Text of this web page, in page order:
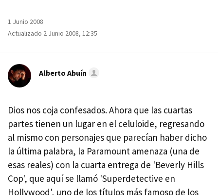
1 Junio 2008
Actualizado 2 Junio 2008, 12:35
Alberto Abuín
Dios nos coja confesados. Ahora que las cuartas
partes tienen un lugar en el celuloide, regresando
al mismo con personajes que parecían haber dicho
la última palabra, la Paramount amenaza (una de
esas reales) con la cuarta entrega de 'Beverly Hills
Cop', que aquí se llamó 'Superdetective en
Hollywood', uno de los títulos más famoso de los